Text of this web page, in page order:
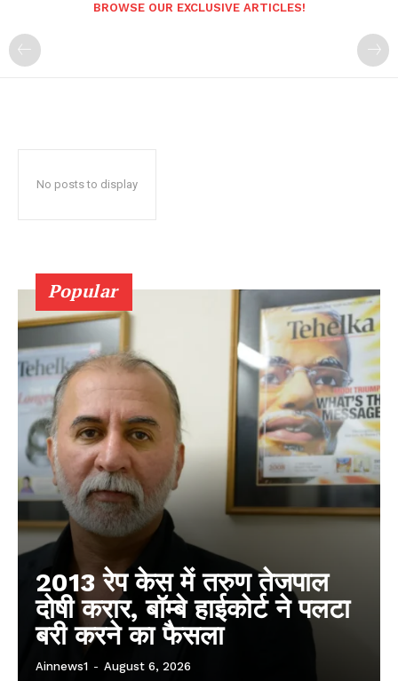
BROWSE OUR EXCLUSIVE ARTICLES!
No posts to display
Popular
2013 रेप केस में तरुण तेजपाल
दोषी करार, बॉम्बे हाईकोर्ट ने पलटा
बरी करने का फैसला
Ainnews1 - August 6, 2026